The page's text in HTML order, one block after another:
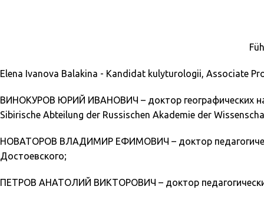
Elena Ivanova Balakina - Kandidat kulyturologii, Associate
ВИНОКУРОВ ЮРИЙ ИВАНОВИЧ – доктор географических
Sibirische Abteilung der Russischen Akademie der
НОВАТОРОВ ВЛАДИМИР ЕФИМОВИЧ – доктор
Достоевского;
ПЕТРОВ АНАТОЛИЙ ВИКТОРОВИЧ – доктор